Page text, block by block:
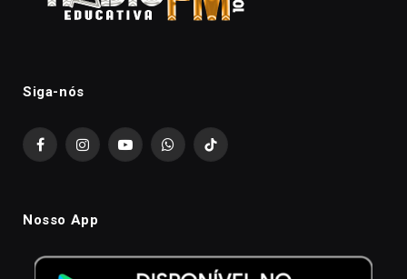
Siga-nós
FacebookInstagramYouTubeWhatsAppTikTok
Nosso App